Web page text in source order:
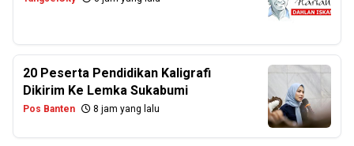
20 Peserta Pendidikan Kaligrafi
Dikirim Ke Lemka Sukabumi
Pos Banten 8 jam yang lalu